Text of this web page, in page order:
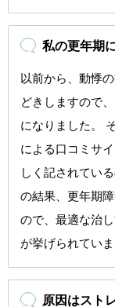
私の更年期
以前から、動悸
どきしますので
になりました。
による口コミサ
しく記されてい
の結果、更年期
ので、最適な治
が挙げられてい
原因はスト